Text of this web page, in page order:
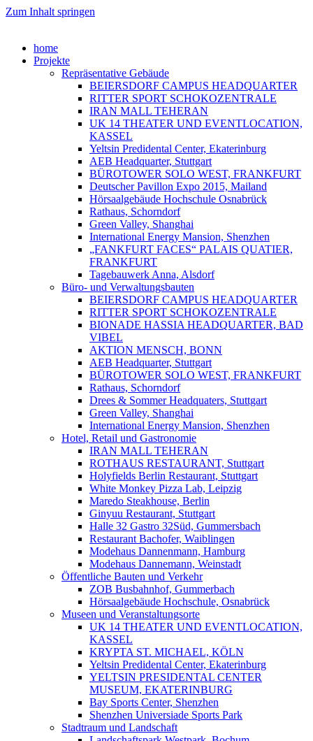
Zum Inhalt springen
home
Projekte
Repräsentative Gebäude
BEIERSDORF CAMPUS HEADQUARTER
RITTER SPORT SCHOKOZENTRALE
IRAN MALL TEHERAN
UK 14 THEATER UND EVENTLOCATION,
KASSEL
Yeltsin Predidental Center, Ekaterinburg
AEB Headquarter, Stuttgart
BÜROTOWER SOLO WEST, FRANKFURT
Deutscher Pavillon Expo 2015, Mailand
Hörsaalgebäude Hochschule Osnabrück
Rathaus, Schorndorf
Green Valley, Shanghai
International Energy Mansion, Shenzhen
„FANKFURT FACES“ PALAIS QUATIER,
FRANKFURT
Tagebauwerk Anna, Alsdorf
Büro- und Verwaltungsbauten
BEIERSDORF CAMPUS HEADQUARTER
RITTER SPORT SCHOKOZENTRALE
BIONADE HASSIA HEADQUARTER, BAD
VIBEL
AKTION MENSCH, BONN
AEB Headquarter, Stuttgart
BÜROTOWER SOLO WEST, FRANKFURT
Rathaus, Schorndorf
Drees & Sommer Headquaters, Stuttgart
Green Valley, Shanghai
International Energy Mansion, Shenzhen
Hotel, Retail und Gastronomie
IRAN MALL TEHERAN
ROTHAUS RESTAURANT, Stuttgart
Holyfields Berlin Restaurant, Stuttgart
White Monkey Pizza Lab, Leipzig
Maredo Steakhouse, Berlin
Ginyuu Restaurant, Stuttgart
Halle 32 Gastro 32Süd, Gummersbach
Restaurant Bachofer, Waiblingen
Modehaus Dannenmann, Hamburg
Modehaus Dannemann, Weinstadt
Öffentliche Bauten und Verkehr
ZOB Busbahnhof, Gummerbach
Hörsaalgebäude Hochschule, Osnabrück
Museen und Veranstaltungsorte
UK 14 THEATER UND EVENTLOCATION,
KASSEL
KRYPTA ST. MICHAEL, KÖLN
Yeltsin Predidental Center, Ekaterinburg
YELTSIN PRESIDENTAL CENTER
MUSEUM, EKATERINBURG
Bay Sports Center, Shenzhen
Shenzhen Universiade Sports Park
Stadtraum und Landschaft